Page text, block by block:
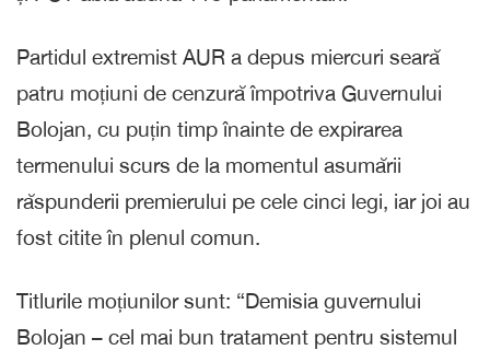
Partidul extremist AUR a depus miercuri seară
patru moțiuni de cenzură împotriva Guvernului
Bolojan, cu puțin timp înainte de expirarea
termenului scurs de la momentul asumării
răspunderii premierului pe cele cinci legi, iar joi au
fost citite în plenul comun.
Titlurile moțiunilor sunt: “Demisia guvernului
Bolojan – cel mai bun tratament pentru sistemul